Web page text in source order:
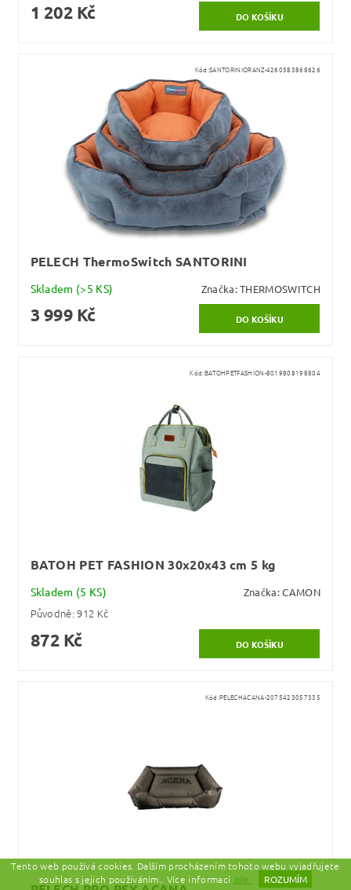
1 202 Kč
Kód:SANTORINIORANZ-4260583868626
PELECH ThermoSwitch SANTORINI
Skladem (>5 KS) Značka:THERMOSWITCH
3 999 Kč
Kód:BATOHPETFASHION-8019808198804
BATOH PET FASHION 30x20x43 cm 5 kg
Skladem (5 KS) Značka:CAMON
Původně:912 Kč
872 Kč
Kód:PELECHACANA-2075423057335
Tento web používá cookies. Dalším procházením tohoto webu vyjadřujete
souhlas s jejich používáním.. Více informací zde. ROZUMÍM